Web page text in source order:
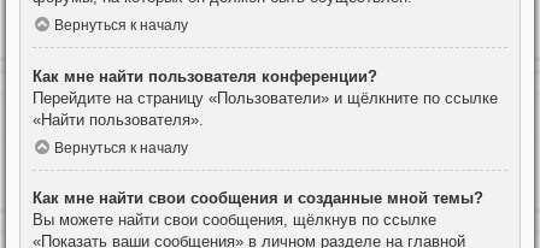
Вернуться к началу
Как мне найти пользователя конференции?
Перейдите на страницу «Пользователи» и щёлкните по ссылке
«Найти пользователя».
Вернуться к началу
Как мне найти свои сообщения и созданные мной темы?
Вы можете найти свои сообщения, щёлкнув по ссылке
«Показать ваши сообщения» в личном разделе на главной